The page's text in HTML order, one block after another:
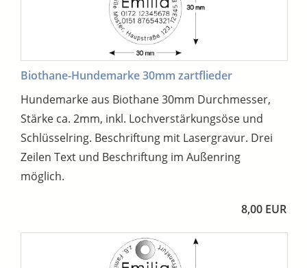
Biothane-Hundemarke 30mm zartflieder
Hundemarke aus Biothane 30mm Durchmesser,
Stärke ca. 2mm, inkl. Lochverstärkungsöse und
Schlüsselring. Beschriftung mit Lasergravur. Drei
Zeilen Text und Beschriftung im Außenring
möglich.
8,00 EUR